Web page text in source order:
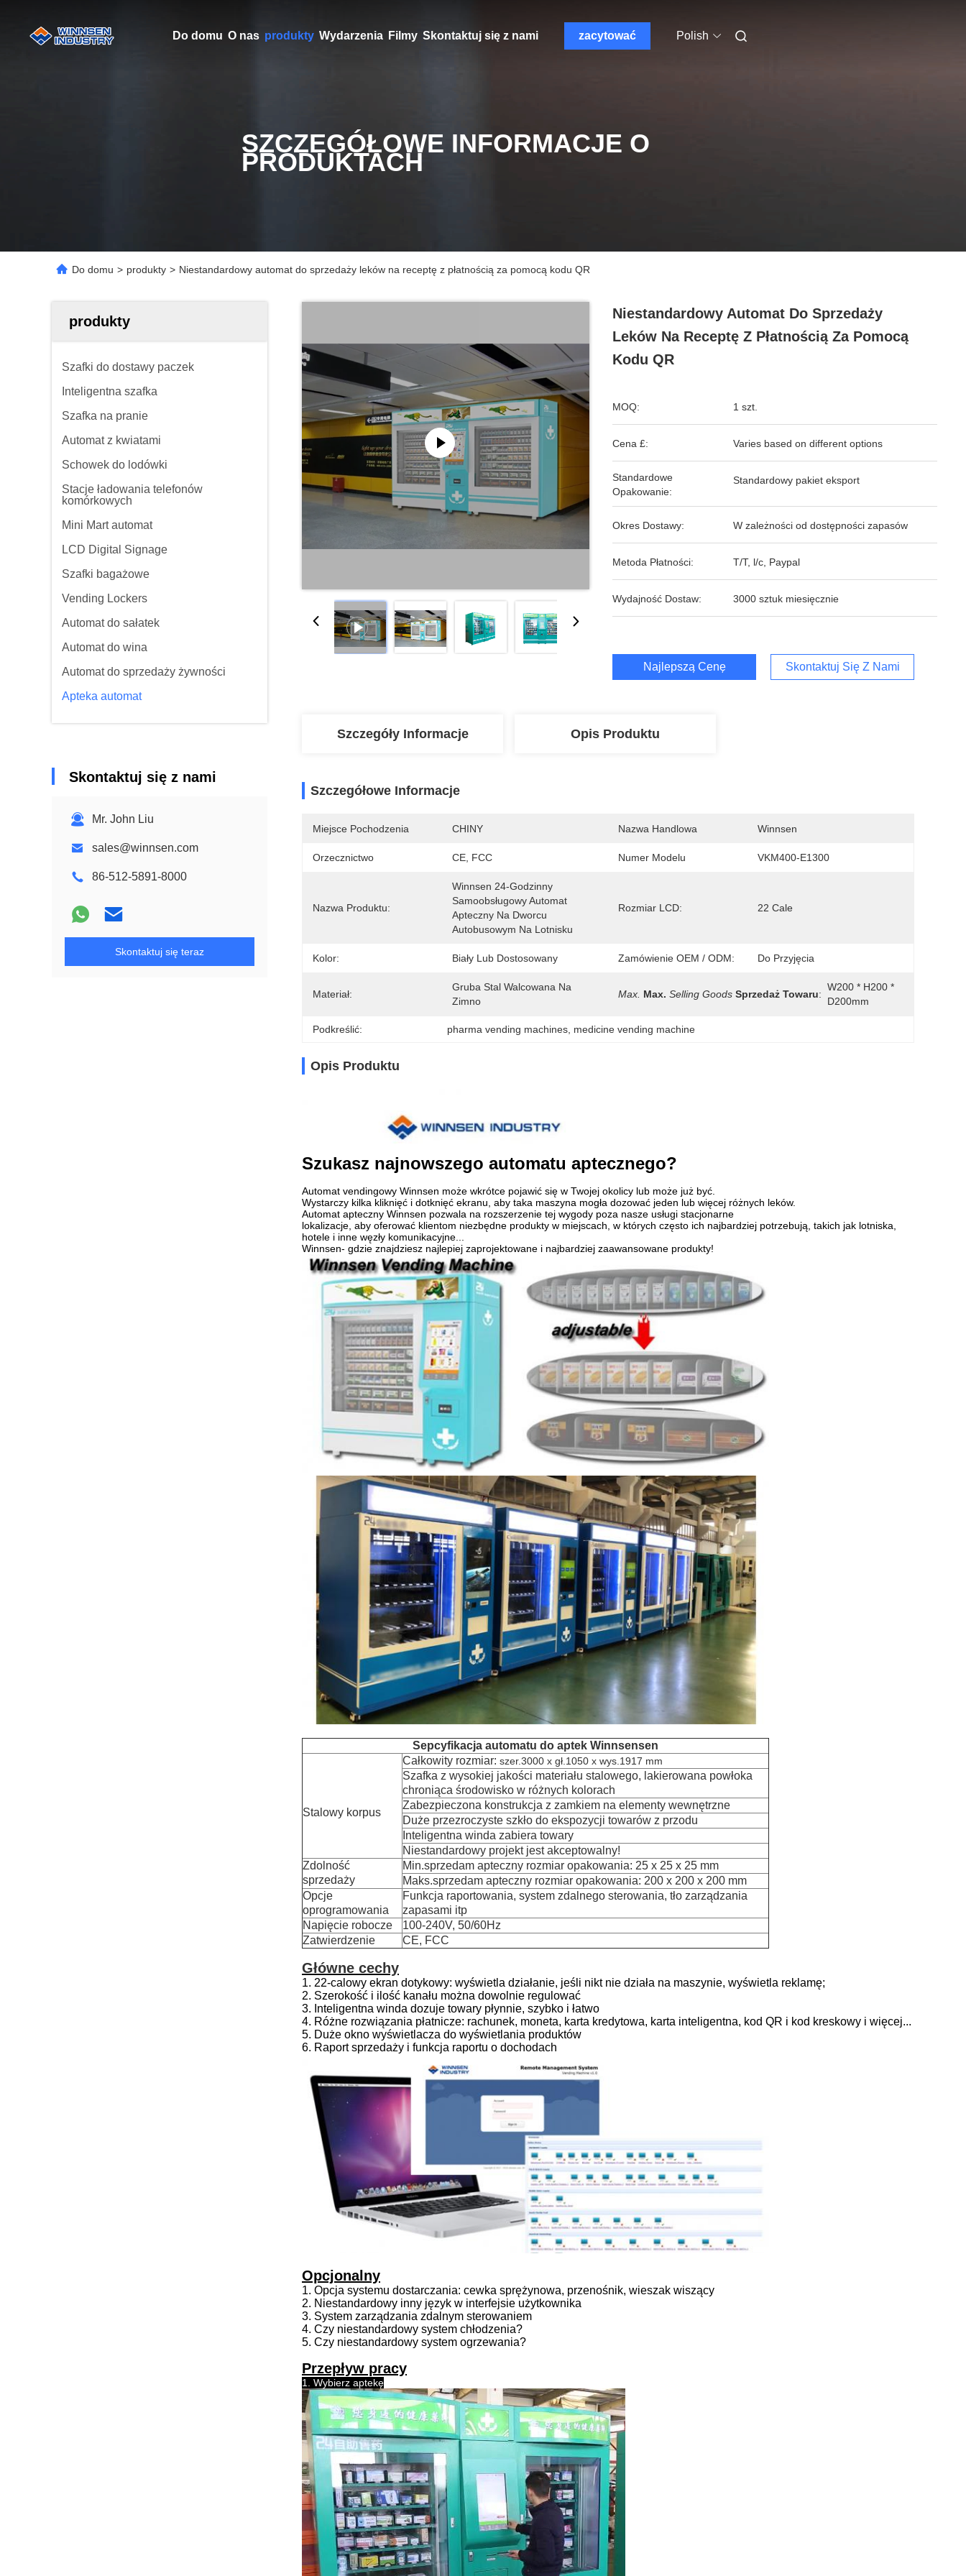
Do domu O nas produkty Wydarzenia Filmy Skontaktuj się z nami zacytować Polish
SZCZEGÓŁOWE INFORMACJE O
PRODUKTACH
Do domu > produkty > Niestandardowy automat do sprzedaży leków na receptę z płatnością za pomocą kodu QR
produkty
Szafki do dostawy paczek
Inteligentna szafka
Szafka na pranie
Automat z kwiatami
Schowek do lodówki
Stacje ładowania telefonów
komórkowych
Mini Mart automat
LCD Digital Signage
Szafki bagażowe
Vending Lockers
Automat do sałatek
Automat do wina
Automat do sprzedaży żywności
Apteka automat
Skontaktuj się z nami
Mr. John Liu
sales@winnsen.com
86-512-5891-8000
Skontaktuj się teraz
Niestandardowy Automat Do Sprzedaży
Leków Na Receptę Z Płatnością Za Pomocą
Kodu QR
MOQ: 1 szt.
Cena £: Varies based on different options
Standardowe
Opakowanie:
Standardowy pakiet eksport
Okres Dostawy: W zależności od dostępności zapasów
Metoda Płatności: T/T, l/c, Paypal
Wydajność Dostaw: 3000 sztuk miesięcznie
Najlepszą Cenę Skontaktuj Się Z Nami
Szczegóły Informacje Opis Produktu
Szczegółowe Informacje
Miejsce Pochodzenia CHINY Nazwa Handlowa Winnsen
Orzecznictwo CE, FCC Numer Modelu VKM400-E1300
Nazwa Produktu:
Winnsen 24-Godzinny
Samoobsługowy Automat
Apteczny Na Dworcu
Autobusowym Na Lotnisku
Rozmiar LCD: 22 Cale
Kolor: Biały Lub Dostosowany Zamówienie OEM / ODM: Do Przyjęcia
Materiał:
Gruba Stal Walcowana Na
Zimno
Max. Max. Selling Goods Sprzedaż Towaru:
W200 * H200 *
D200mm
Podkreślić: pharma vending machines medicine vending machine
Opis Produktu
Szukasz najnowszego automatu aptecznego?
Automat vendingowy Winnsen może wkrótce pojawić się w Twojej okolicy lub może już być.
Wystarczy kilka kliknięć i dotknięć ekranu, aby taka maszyna mogła dozować jeden lub więcej różnych leków.
Automat apteczny Winnsen pozwala na rozszerzenie tej wygody poza nasze usługi stacjonarne
lokalizacje, aby oferować klientom niezbędne produkty w miejscach, w których często ich najbardziej potrzebują, takich jak lotniska,
hotele i inne węzły komunikacyjne...
Winnsen- gdzie znajdziesz najlepiej zaprojektowane i najbardziej zaawansowane produkty!
Sepcyfikacja automatu do aptek Winnsensen
Stalowy korpus
Całkowity rozmiar: szer.3000 x gł.1050 x wys.1917 mm
Szafka z wysokiej jakości materiału stalowego, lakierowana powłoka
chroniąca środowisko w różnych kolorach
Zabezpieczona konstrukcja z zamkiem na elementy wewnętrzne
Duże przezroczyste szkło do ekspozycji towarów z przodu
Inteligentna winda zabiera towary
Niestandardowy projekt jest akceptowalny!
Zdolność
sprzedaży
Min.sprzedam apteczny rozmiar opakowania: 25 x 25 x 25 mm
Maks.sprzedam apteczny rozmiar opakowania: 200 x 200 x 200 mm
Opcje
oprogramowania
Funkcja raportowania, system zdalnego sterowania, tło zarządzania
zapasami itp
Napięcie robocze
100-240V, 50/60Hz
Zatwierdzenie
CE, FCC
Główne cechy
1. 22-calowy ekran dotykowy: wyświetla działanie, jeśli nikt nie działa na maszynie, wyświetla reklamę;
2. Szerokość i ilość kanału można dowolnie regulować
3. Inteligentna winda dozuje towary płynnie, szybko i łatwo
4. Różne rozwiązania płatnicze: rachunek, moneta, karta kredytowa, karta inteligentna, kod QR i kod kreskowy i więcej...
5. Duże okno wyświetlacza do wyświetlania produktów
6. Raport sprzedaży i funkcja raportu o dochodach
Opcjonalny
1. Opcja systemu dostarczania: cewka sprężynowa, przenośnik, wieszak wiszący
2. Niestandardowy inny język w interfejsie użytkownika
3. System zarządzania zdalnym sterowaniem
4. Czy niestandardowy system chłodzenia?
5. Czy niestandardowy system ogrzewania?
Przepływ pracy
1. Wybierz aptekę